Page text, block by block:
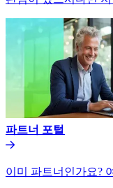
파트너 포털​​
이미 파트너인가요?